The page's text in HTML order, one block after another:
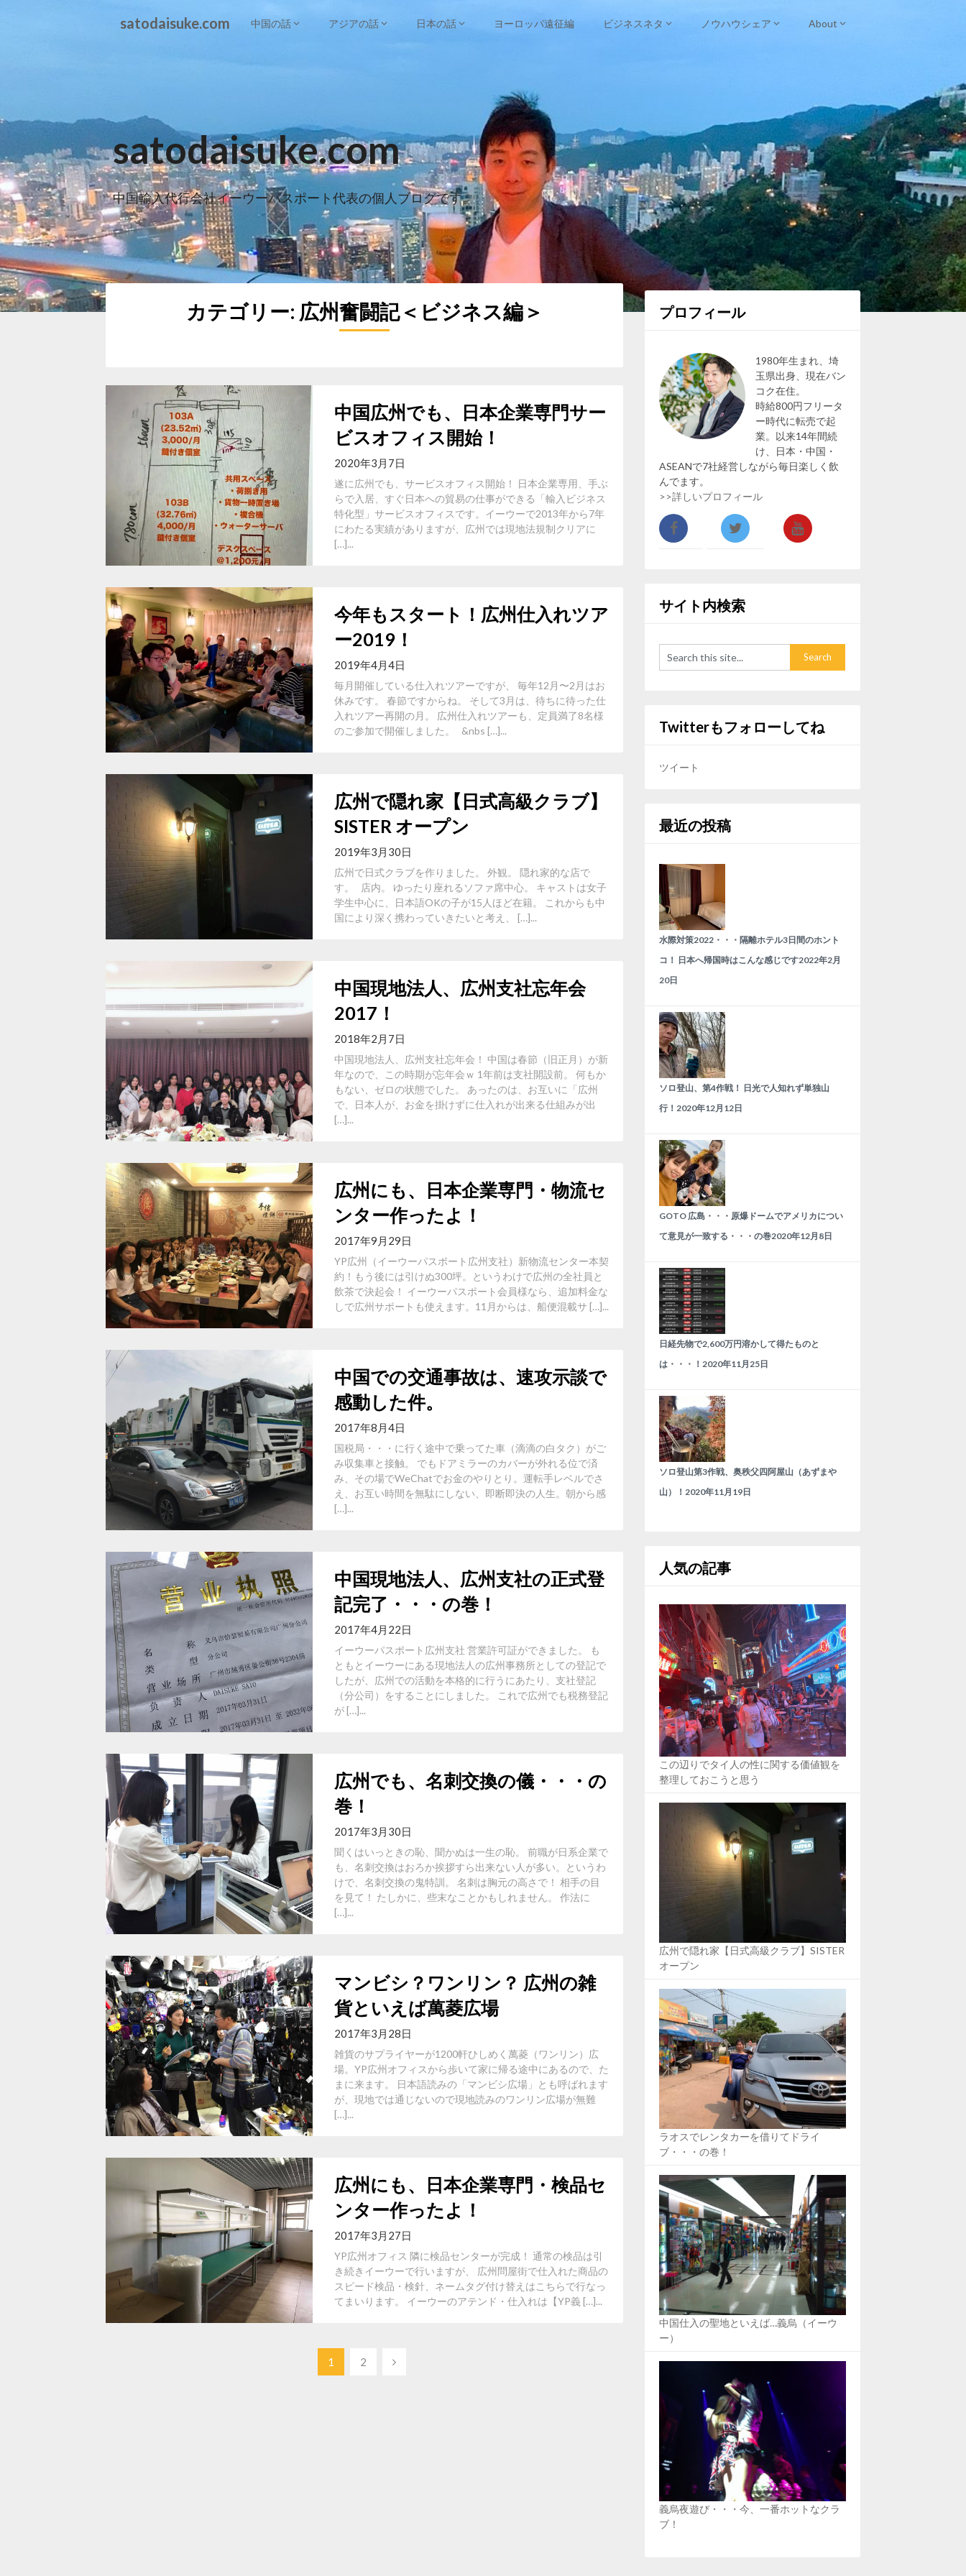
satodaisuke.com 中国の話 アジアの話 日本の話 ヨーロッパ遠征編 ビジネスネタ ノウハウシェア About
satodaisuke.com
中国輸入代行会社イーウーパスポート代表の個人ブログです。
カテゴリー: 広州奮闘記＜ビジネス編＞
中国広州でも、日本企業専門サー
ビスオフィス開始！
2020年3月7日
遂に広州でも、サービスオフィス開始！ 日本企業専用、手ぶ
らで入居、すぐ日本への貿易の仕事ができる「輸入ビジネス
特化型」サービスオフィスです。イーウーで2013年から7年
にわたる実績がありますが、広州では現地法規制クリアに
[…]...
今年もスタート！広州仕入れツア
ー2019！
2019年4月4日
毎月開催している仕入れツアーですが、 毎年12月〜2月はお
休みです。 春節ですからね。 そして3月は、待ちに待った仕
入れツアー再開の月。 広州仕入れツアーも、定員満了8名様
のご参加で開催しました。 &nbs […]...
広州で隠れ家【日式高級クラブ】
SISTER オープン
2019年3月30日
広州で日式クラブを作りました。 外観。 隠れ家的な店で
す。 店内。 ゆったり座れるソファ席中心。 キャストは女子
学生中心に、日本語OKの子が15人ほど在籍。 これからも中
国により深く携わっていきたいと考え、 […]...
中国現地法人、広州支社忘年会
2017！
2018年2月7日
中国現地法人、広州支社忘年会！ 中国は春節（旧正月）が新
年なので、この時期が忘年会ｗ 1年前は支社開設前。 何もか
もない、ゼロの状態でした。 あったのは、お互いに「広州
で、日本人が、お金を掛けずに仕入れが出来る仕組みが出
[…]...
広州にも、日本企業専門・物流セ
ンター作ったよ！
2017年9月29日
YP広州（イーウーパスポート広州支社）新物流センター本契
約！もう後には引けぬ300坪。というわけで広州の全社員と
飲茶で決起会！ イーウーパスポート会員様なら、追加料金な
しで広州サポートも使えます。11月からは、船便混載サ […]...
中国での交通事故は、速攻示談で
感動した件。
2017年8月4日
国税局・・・に行く途中で乗ってた車（滴滴の白タク）がご
み収集車と接触。 でもドアミラーのカバーが外れる位で済
み、その場でWeChatでお金のやりとり。運転手レベルでさ
え、お互い時間を無駄にしない、即断即決の人生。朝から感
[…]...
中国現地法人、広州支社の正式登
記完了・・・の巻！
2017年4月22日
イーウーパスポート広州支社 営業許可証ができました。 も
ともとイーウーにある現地法人の広州事務所としての登記で
したが、広州での活動を本格的に行うにあたり、支社登記
（分公司）をすることにしました。 これで広州でも税務登記
が […]...
広州でも、名刺交換の儀・・・の
巻！
2017年3月30日
聞くはいっときの恥、聞かぬは一生の恥。 前職が日系企業で
も、名刺交換はおろか挨拶すら出来ない人が多い。というわ
けで、名刺交換の鬼特訓。 名刺は胸元の高さで！ 相手の目
を見て！ たしかに、些末なことかもしれません。 作法に
[…]...
マンビシ？ワンリン？ 広州の雑
貨といえば萬菱広場
2017年3月28日
雑貨のサプライヤーが1200軒ひしめく萬菱（ワンリン）広
場。YP広州オフィスから歩いて家に帰る途中にあるので、た
まに来ます。 日本語読みの「マンビシ広場」とも呼ばれます
が、現地では通じないので現地読みのワンリン広場が無難
[…]...
広州にも、日本企業専門・検品セ
ンター作ったよ！
2017年3月27日
YP広州オフィス 隣に検品センターが完成！ 通常の検品は引
き続きイーウーで行いますが、 広州問屋街で仕入れた商品の
スピード検品・検針、ネームタグ付け替えはこちらで行なっ
てまいります。 イーウーのアテンド・仕入れは【YP義 […]...
1 2
プロフィール
1980年生まれ、埼
玉県出身、現在バン
コク在住。
時給800円フリータ
ー時代に転売で起
業。以来14年間続
け、日本・中国・
ASEANで7社経営しながら毎日楽しく飲
んでます。
>>詳しいプロフィール
サイト内検索
Twitterもフォローしてね
ツイート
最近の投稿
水際対策2022・・・隔離ホテル3日間のホント
コ！ 日本へ帰国時はこんな感じです2022年2月
20日
ソロ登山、第4作戦！ 日光で人知れず単独山
行！ 2020年12月12日
GOTO 広島・・・原爆ドームでアメリカについ
て意見が一致する・・・の巻2020年12月8日
日経先物で2,600万円溶かして得たものと
は・・・！ 2020年11月25日
ソロ登山第3作戦、奥秩父四阿屋山（あずまや
山）！ 2020年11月19日
人気の記事
この辺りでタイ人の性に関する価値観を
整理しておこうと思う
広州で隠れ家【日式高級クラブ】SISTER
オープン
ラオスでレンタカーを借りてドライ
ブ・・・の巻！
中国仕入の聖地といえば…義烏（イーウ
ー）
義烏夜遊び・・・今、一番ホットなクラ
ブ！